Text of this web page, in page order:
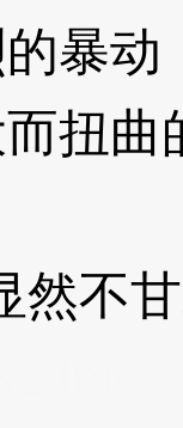
暴动
曲
不甘